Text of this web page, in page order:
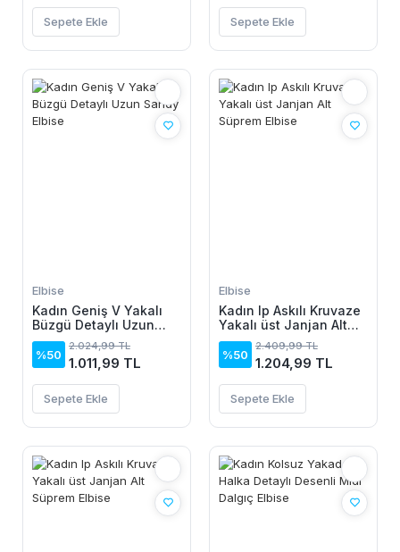
Sepete Ekle Sepete Ekle
Elbise
Kadın Geniş V Yakalı
Büzgü Detaylı Uzun
Sandy Elbise
%50
2.024,99 TL
1.011,99 TL
Sepete Ekle
Elbise
Kadın Ip Askılı Kruvaze
Yakalı üst Janjan Alt
Süprem Elbise
%50
2.409,99 TL
1.204,99 TL
Sepete Ekle